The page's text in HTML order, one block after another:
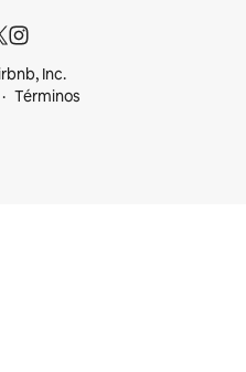
Inc.
Términos